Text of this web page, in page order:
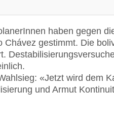
haben gegen
Chávez gestimmt. Die
«Jetzt wird dem
und Armut